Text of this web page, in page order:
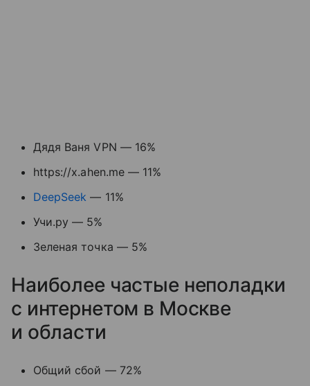
Дядя Ваня VPN — 16%
https://x.ahen.me — 11%
DeepSeek — 11%
Учи.ру — 5%
Зеленая точка — 5%
Наиболее частые неполадки
с интернетом в Москве
и области
Общий сбой — 72%